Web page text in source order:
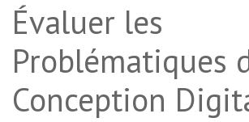
Évaluer les
Problématiques
Conception